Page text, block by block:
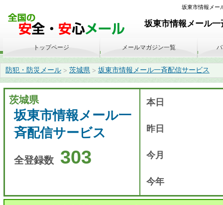
坂東市情報メー
坂東市情報メール
防犯・防災メール > 茨城県 > 坂東市情報メール一斉配信サービス
茨城県
坂東市情報メール一
斉配信サービス
全登録数 303
本日
昨日
今月
今年
トップページ メールマガジン一覧